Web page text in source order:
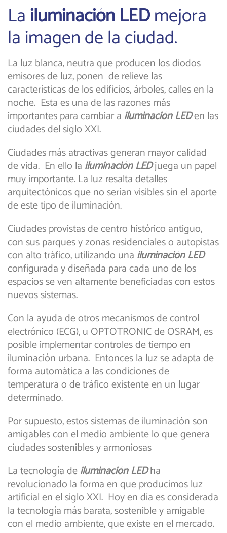
Lailuminación LEDmejora
la imagen de la ciudad.
La luz blanca, neutra que producen los diodos
emisores de luz, ponen de relieve las
características de los edificios, árboles, calles en la
noche. Esta es una de las razones más
importantes para cambiar a iluminación LEDen las
ciudades del siglo XXI.
Ciudades más atractivas generan mayor calidad
de vida. En ello la iluminación LEDjuega un papel
muy importante. La luz resalta detalles
arquitectónicos que no serían visibles sin el aporte
de este tipo de iluminación.
Ciudades provistas de centro histórico antiguo,
con sus parques y zonas residenciales o autopistas
con alto tráfico, utilizando una iluminación LED
configurada y diseñada para cada uno de los
espacios se ven altamente beneficiadas con estos
nuevos sistemas.
Con la ayuda de otros mecanismos de control
electrónico (ECG), u OPTOTRONIC de OSRAM, es
posible implementar controles de tiempo en
iluminación urbana. Entonces la luz se adapta de
forma automática a las condiciones de
temperatura o de tráfico existente en un lugar
determinado.
Por supuesto, estos sistemas de iluminación son
amigables con el medio ambiente lo que genera
ciudades sostenibles y armoniosas
La tecnología deiluminación LEDha
revolucionado la forma en que producimos luz
artificial en el siglo XXI. Hoy en día es considerada
la tecnología más barata, sostenible y amigable
con el medio ambiente, que existe en el mercado.